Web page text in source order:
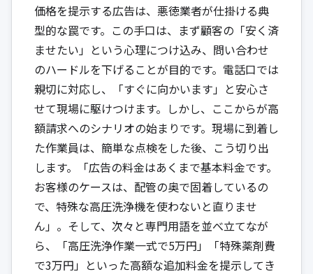
価格を提示する広告は、悪徳業者が仕掛ける典
型的な罠です。この手口は、まず顧客の「安く済
ませたい」という心理につけ込み、問い合わせ
のハードルを下げることが目的です。電話口では
親切に対応し、「すぐに向かいます」と安心さ
せて現場に駆けつけます。しかし、ここからが高
額請求へのシナリオの始まりです。現場に到着し
た作業員は、簡単な点検をした後、こう切り出
します。「広告の料金はあくまで基本料金です。
お客様のケースは、配管の奥で固着しているの
で、特殊な高圧洗浄機を使わないと直りませ
ん」。そして、次々と専門用語を並べ立てなが
ら、「高圧洗浄作業一式で5万円」「特殊薬剤費
で3万円」といった高額な追加料金を提示してき